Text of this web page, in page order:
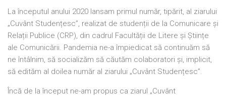
La începutul anului 2020 lansam primul număr, tipărit, al ziarului
„Cuvânt Studențesc”, realizat de studenții de la Comunicare și
Relații Publice (CRP), din cadrul Facultății de Litere și Științe
ale Comunicării. Pandemia ne-a împiedicat să continuăm să
ne întâlnim, să socializăm să căutăm colaboratori și, implicit,
să edităm al doilea număr al ziarului „Cuvânt Studențesc”.
Încă de la început ne-am propus ca ziarul „Cuvânt